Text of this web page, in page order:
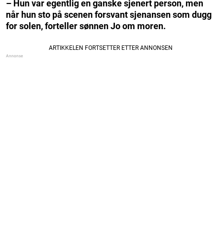
– Hun var egentlig en ­ganske sjenert person, men
når hun sto på scenen forsvant sjenansen som dugg
for solen, fortellersønnen Jo om moren.